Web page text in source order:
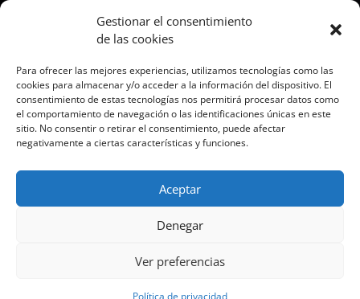
Gestionar el consentimiento
de las cookies
Para ofrecer las mejores experiencias, utilizamos tecnologías como las
cookies para almacenar y/o acceder a la información del dispositivo. El
consentimiento de estas tecnologías nos permitirá procesar datos como
el comportamiento de navegación o las identificaciones únicas en este
sitio. No consentir o retirar el consentimiento, puede afectar
negativamente a ciertas características y funciones.
Aceptar
Denegar
Ver preferencias
Política de privacidad
Mapa
marketing y permitir este contenido